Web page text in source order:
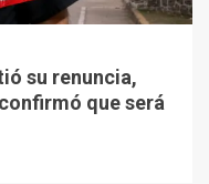
su renuncia,
que será